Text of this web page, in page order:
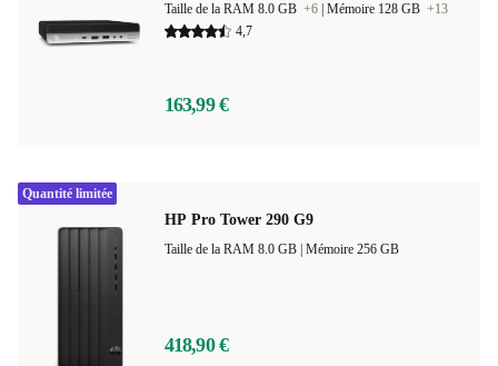
Taille de la RAM 8.0 GB +6 Mémoire 128 GB +13
4,7
163,99 €
HP Pro Tower 290 G9
Mémoire 256 GB
418,90 €
Quantité limitée